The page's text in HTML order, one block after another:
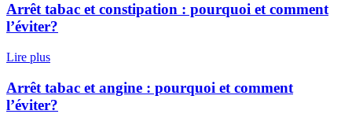
Arrêt tabac et constipation : pourquoi et comment
l’éviter?
Lire plus
Arrêt tabac et angine : pourquoi et comment
l’éviter?